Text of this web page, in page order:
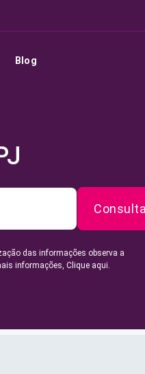
Blog
das informações observa a
informações, Clique aqui.